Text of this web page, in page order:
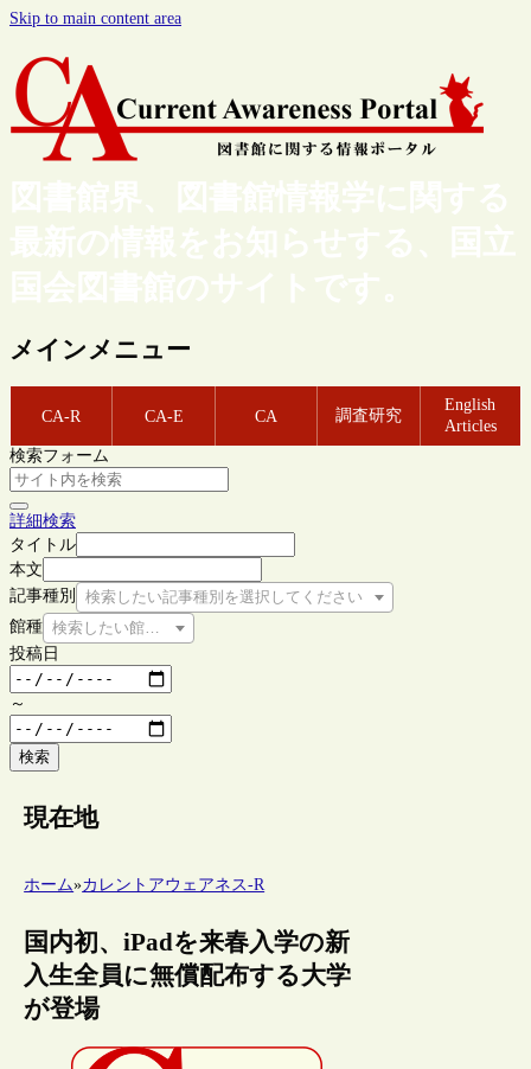
Skip to main content area
図書館界、図書館情報学に関する
最新の情報をお知らせする、国立
国会図書館のサイトです。
メインメニュー
CA-R CA-E CA 調査研究
English
Articles
検索フォーム
詳細検索
タイトル
本文
記事種別
検索したい記事種別を選択してください
館種 検索したい館種を選択してください
投稿日
～
検索
現在地
ホーム»カレントアウェアネス-R
国内初、iPadを来春入学の新
入生全員に無償配布する大学
が登場